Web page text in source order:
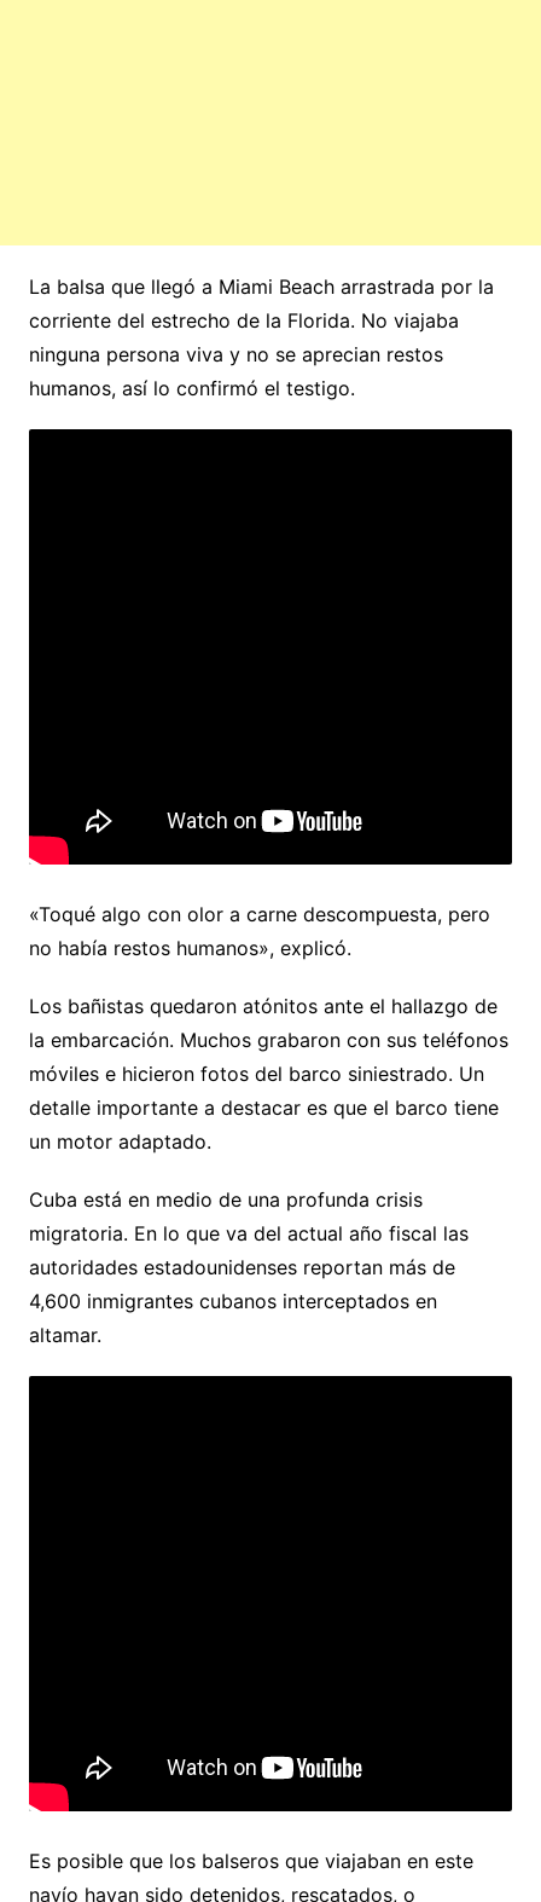
La balsa que llegó a Miami Beach arrastrada por la
corriente del estrecho de la Florida. No viajaba
ninguna persona viva y no se aprecian restos
humanos, así lo confirmó el testigo.
«Toqué algo con olor a carne descompuesta, pero
no había restos humanos», explicó.
Los bañistas quedaron atónitos ante el hallazgo de
la embarcación. Muchos grabaron con sus teléfonos
móviles e hicieron fotos del barco siniestrado. Un
detalle importante a destacar es que el barco tiene
un motor adaptado.
Cuba está en medio de una profunda crisis
migratoria. En lo que va del actual año fiscal las
autoridades estadounidenses reportan más de
4,600 inmigrantes cubanos interceptados en
altamar.
Es posible que los balseros que viajaban en este
navío hayan sido detenidos, rescatados, o